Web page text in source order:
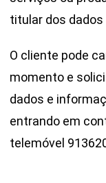
titular dos
O cliente pode
momento e
dados e
entrando em
telemóvel